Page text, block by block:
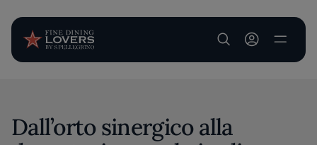
User account
Dall’orto sinergico alla